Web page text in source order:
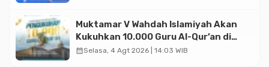
Muktamar V Wahdah Islamiyah Akan
Kukuhkan 10.000 Guru Al-Qur’an di
Masjid Istiqlal
calendar_monthSelasa, 4 Agt 2026 | 14:03 WIB